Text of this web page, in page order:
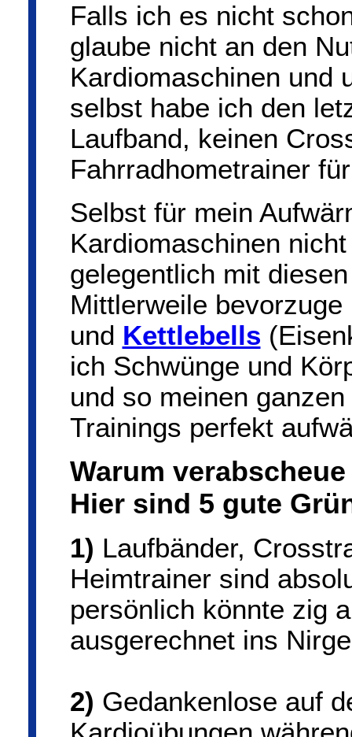
Falls ich es nicht
glaube nicht an den
Kardiomaschinen und
selbst habe ich den
Laufband, keinen
Fahrradhometrainer
Selbst für mein
Kardiomaschinen
gelegentlich mit
Mittlerweile
und Kettlebells
ich Schwünge und
und so meinen
Trainings perfekt
Warum
Hier sind 5 gute
1) Laufbänder,
Heimtrainer sind
persönlich könnte zig
ausgerechnet ins
2) Gedankenlose auf